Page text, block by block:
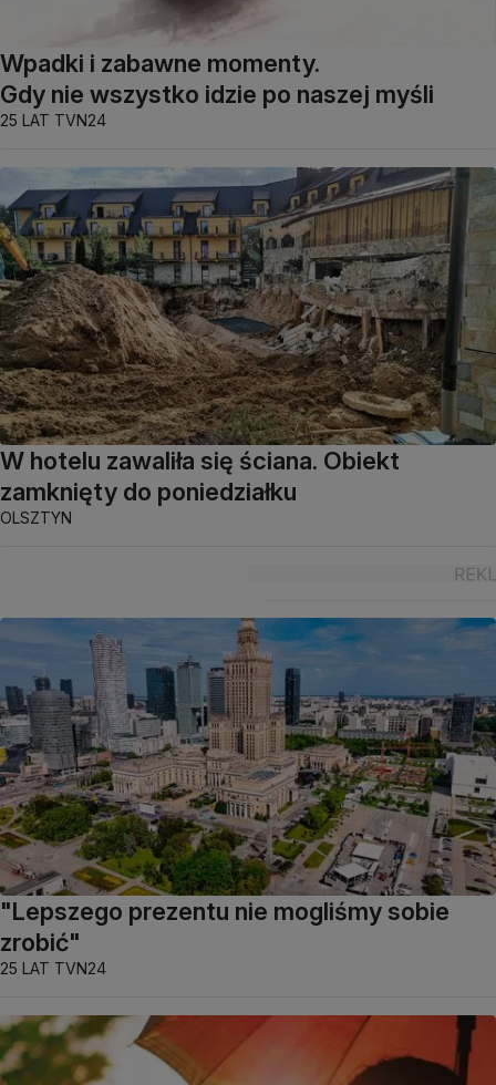
Wpadki i zabawne momenty.
Gdy nie wszystko idzie po naszej myśli
25 LAT TVN24
W hotelu zawaliła się ściana. Obiekt
zamknięty do poniedziałku
OLSZTYN
"Lepszego prezentu nie mogliśmy sobie
zrobić"
25 LAT TVN24